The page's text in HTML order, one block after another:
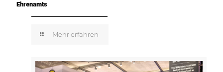
Ehrenamts
Mehr erfahren